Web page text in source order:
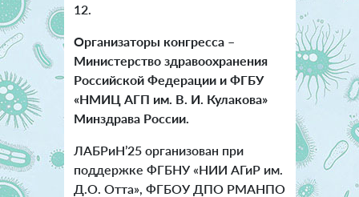
12.
Организаторы конгресса –
Министерство здравоохранения
Российской Федерации и ФГБУ
«НМИЦ АГП им. В. И. Кулакова»
Минздрава России.
ЛАБРиН’25 организован при
поддержке ФГБНУ «НИИ АГиР им.
Д.О. Отта», ФГБОУ ДПО РМАНПО